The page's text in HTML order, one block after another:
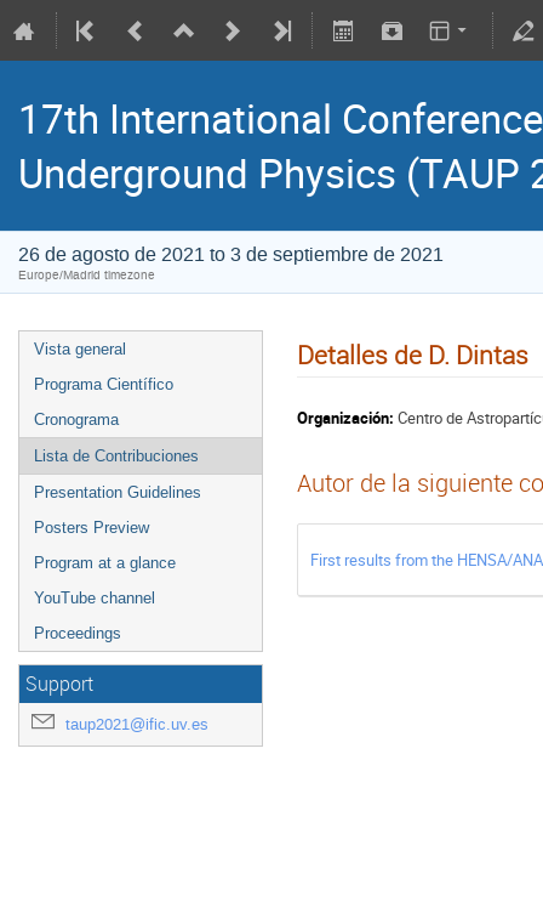
17th International
Underground Physics (TAUP
26 de agosto de 2021 to 3 de septiembre de 2021
Europe/Madrid timezone
Vista general
Programa Científico
Cronograma
Lista de Contribuciones
Presentation Guidelines
Posters Preview
Program at a glance
YouTube channel
Proceedings
Support
taup2021@ific.uv.es
Detalles de D. Dintas
Organización: Centro de
Autor de la siguiente
First results from the HENSA/